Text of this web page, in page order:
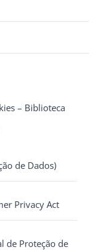
– Biblioteca
de Dados)
Privacy Act
de Proteção de